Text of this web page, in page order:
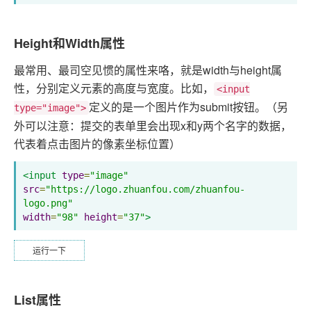
Height和Width属性
最常用、最司空见惯的属性来咯，就是width与height属
性，分别定义元素的高度与宽度。比如，
<input
type="image"> 定义的是一个图片作为submit按钮。（另
外可以注意：提交的表单里会出现x和y两个名字的数据，
代表着点击图片的像素坐标位置）
<input type="image"
src="https://logo.zhuanfou.com/zhuanfou-
logo.png"
width="98" height="37">
运行一下
List属性